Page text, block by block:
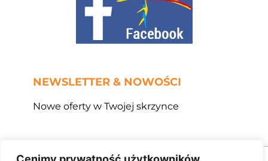
Nowe oferty w Twojej skrzynce